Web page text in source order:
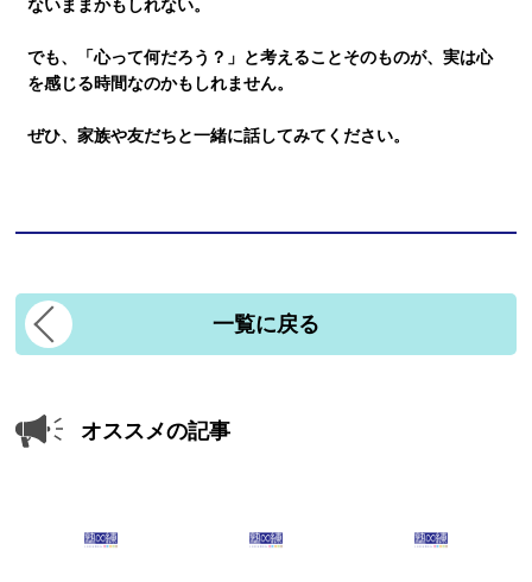
ないままかもしれない。
でも、「心って何だろう？」と考えることそのものが、実は心
を感じる時間なのかもしれません。
ぜひ、家族や友だちと一緒に話してみてください。
一覧に戻る
オススメの記事